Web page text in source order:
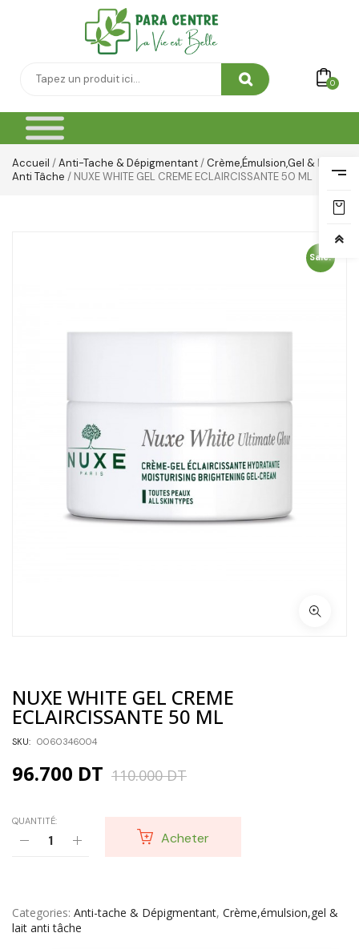
0
Accueil /Anti-Tache & Dépigmentant/Crème,émulsion,gel & Lait
Anti Tâche / NUXE WHITE GEL CREME ECLAIRCISSANTE 50 ML
Sale!
NUXE WHITE GEL CREME
ECLAIRCISSANTE 50 ML
SKU: 0060346004
110.000DT
96.700 DT
QUANTITÉ:
Acheter
Categories Anti-tache & Dépigmentant, Crème,émulsion,gel &
lait anti tâche